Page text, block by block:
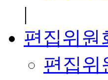
|
편집위원
편집위